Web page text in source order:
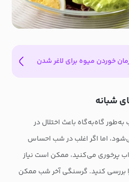
خوردن میوه برای لاغر شدن
شبانه
گاه‌به‌گاه باعث اختلال در
اما اگر اغلب در شب احساس
پرخوری می‌کنید، ممکن است نیاز
بررسی کنید. گرسنگی آخر شب ممکن